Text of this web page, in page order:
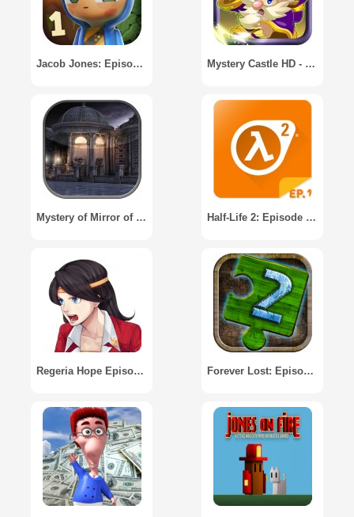
Jacob Jones: Episode 1 Mystery Castle HD - Episode 5 - The Tomb of Fear
Mystery of Mirror of Death2 (Episode II) Half-Life 2: Episode One
Regeria Hope Episode 1 Forever Lost: Episode 2 HD